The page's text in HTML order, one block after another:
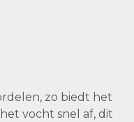
zo biedt het
vocht snel af, dit